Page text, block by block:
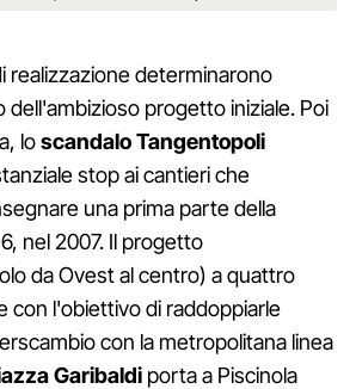
realizzazione determinarono
progetto iniziale. Poi
loscandalo Tangentopoli
stop ai cantieri che
una prima parte della
nel 2007. Il progetto
da Ovest al centro) a quattro
con l'obiettivo di raddoppiarle
con la metropolitana linea
Garibaldi porta a Piscinola